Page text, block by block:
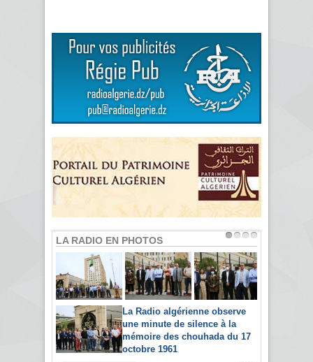
LA RADIO EN PHOTOS
La Radio algérienne observe
une minute de silence à la
mémoire des chouhada du 17
octobre 1961